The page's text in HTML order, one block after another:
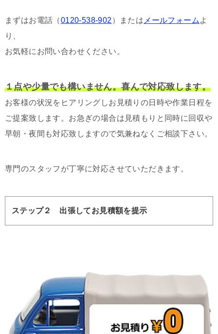
まずはお電話（0120-538-902 ）または メールフォーム よ
り、
お気軽にお問い合わせください。
１点や少量でも構いません。喜んで対応致します。
お客様の状況をヒアリングしお見積りの日時や作業日程を
ご提案致します。お急ぎの場合は見積もりと同時に回収や
早朝・夜間も対応致しますので気兼ねなくご相談下さい。
専門のスタッフが丁寧に対応させていただきます。
ステップ２ 出張してお見積額を提示